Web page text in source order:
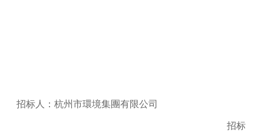
招标人：杭州市環境集團有限公司
招标